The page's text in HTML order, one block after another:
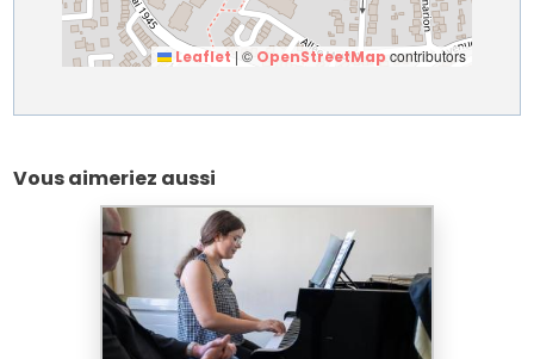
Leaflet | © OpenStreetMapcontributors
Vous aimeriez aussi